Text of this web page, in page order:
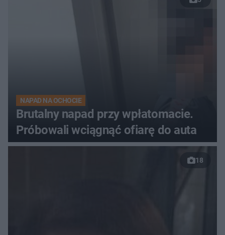
NAPAD NA OCHOCIE
Brutalny napad przy wpłatomacie.
Próbowali wciągnąć ofiarę do auta
18